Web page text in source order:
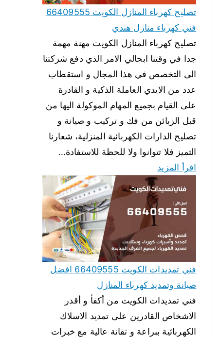
تصليح كهرباء المنازل الكويت 66409555
فني كهرباء منازل هندي
تصليح كهرباء المنازل الكويت مهنة مهمة
جدا في وقتنا ابحالي الامر الذي دفع شركتنا
الى التخصص في هذا المجال و استقطاب
عدد من الايدي العاملة الذكية و القادرة
على القيام بجميع المهام الموكولة اليها من
قبل الزبائن من فك و تركيب و صيانة و
تصليح الدارات الكهربائية المنزلية، شعارنا
التميز فلا تتوانوا ولا للحظة للاستفادة…
اقرأ المزيد
فني تمديدات الكويت 66409555 افضل
صيانة وتمديد كهرباء المنازل
فني تمديدات الكويت من أكفأ و أقدر
الاشخاص القادرين على تمديد الاسلاك
الكهربائية ببراعة و تقانة عالية مع خبرات